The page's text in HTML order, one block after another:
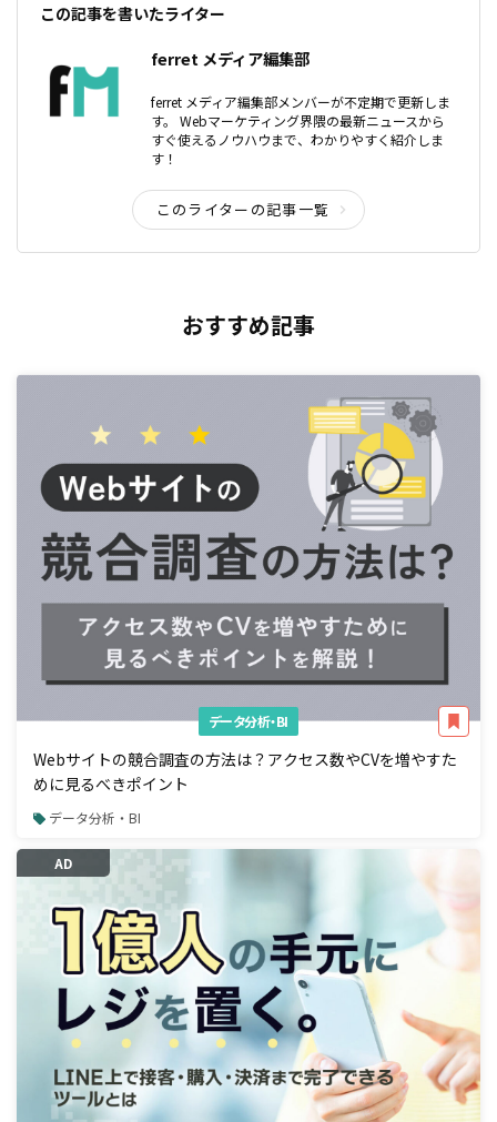
この記事を書いたライター
ferret メディア編集部
ferret メディア編集部メンバーが不定期で更新しま
す。 Webマーケティング界隈の最新ニュースから
すぐ使えるノウハウまで、わかりやすく紹介しま
す！
このライターの記事一覧
おすすめ記事
データ分析・BI
Webサイトの競合調査の方法は？アクセス数やCVを増やすた
めに見るべきポイント
データ分析・BI
AD